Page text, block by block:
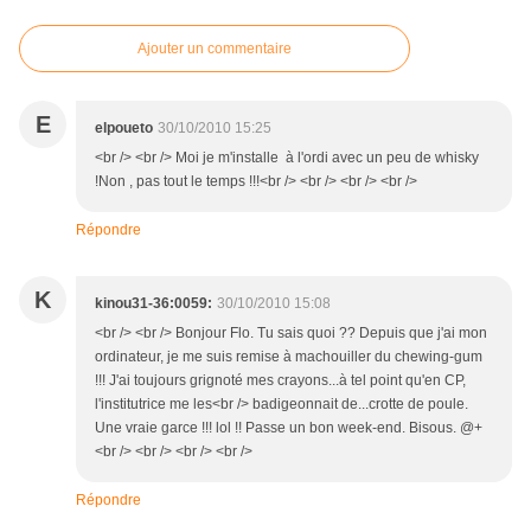
Ajouter un commentaire
E elpoueto 30/10/2010 15:25
<br /> <br /> Moi je m'installe à l'ordi avec un peu de whisky
!Non , pas tout le temps !!!<br /> <br /> <br /> <br />
Répondre
K kinou31-36:0059: 30/10/2010 15:08
<br /> <br /> Bonjour Flo. Tu sais quoi ?? Depuis que j'ai mon
ordinateur, je me suis remise à machouiller du chewing-gum
!!! J'ai toujours grignoté mes crayons...à tel point qu'en CP,
l'institutrice me les<br /> badigeonnait de...crotte de poule.
Une vraie garce !!! lol !! Passe un bon week-end. Bisous. @+
<br /> <br /> <br /> <br />
Répondre